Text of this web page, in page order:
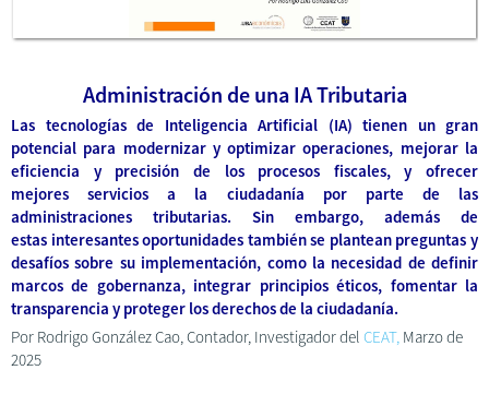
Administración de una IA Tributaria
Las tecnologías de Inteligencia Artificial (IA) tienen un gran
potencial para modernizar y optimizar operaciones, mejorar la
eficiencia y precisión de los procesos fiscales, y ofrecer
mejores servicios a la ciudadanía por parte de las
administraciones tributarias. Sin embargo, además de
estas interesantes oportunidades también se plantean preguntas y
desafíos sobre su implementación, como la necesidad de definir
marcos de gobernanza, integrar principios éticos, fomentar la
transparencia y proteger los derechos de la ciudadanía.
Por Rodrigo González Cao, Contador, Investigador del CEAT, Marzo de
2025